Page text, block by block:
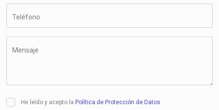
Teléfono
Mensaje
He leído y acepto la Política de Protección de Datos.